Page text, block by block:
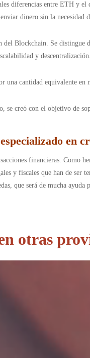
diferencias entre ETH y
dinero sin la necesidad
Blockchain. Se distingue
y descentralización.
una cantidad equivalente
creó con el objetivo de
en
financieras. Como
y fiscales que han de ser
que será de mucha
otras